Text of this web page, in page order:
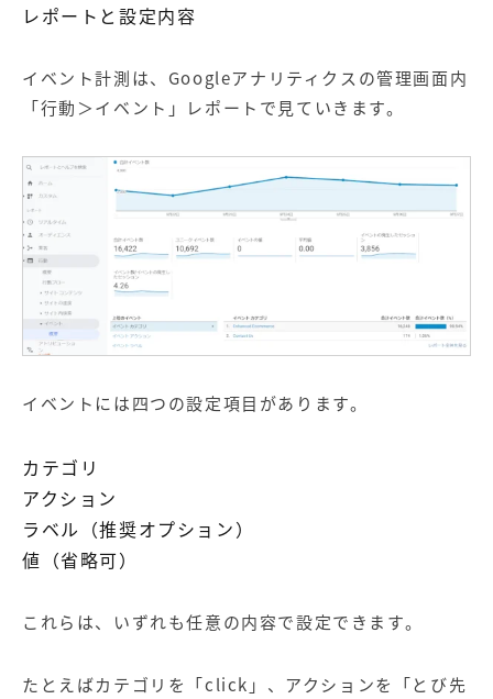
レポートと設定内容
イベント計測は、Googleアナリティクスの管理画面内
「行動＞イベント」レポートで見ていきます。
イベントには四つの設定項目があります。
カテゴリ
アクション
ラベル（推奨オプション）
値（省略可）
これらは、いずれも任意の内容で設定できます。
たとえばカテゴリを「click」、アクションを「とび先